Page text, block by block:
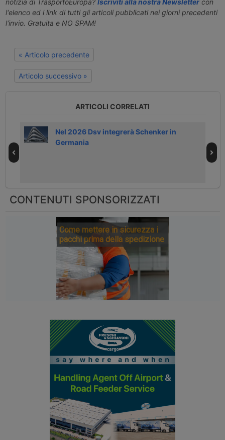
notizia di TrasportoEuropa? Iscriviti alla nostra Newslettercon
l'elenco ed i link di tutti gli articoli pubblicati nei giorni precedenti
l'invio. Gratuita e NO SPAM!
« Articolo precedente
Articolo successivo »
ARTICOLI CORRELATI
Nel 2026 Dsv integrerà Schenker in
Germania
CONTENUTI SPONSORIZZATI
Come mettere in sicurezza i
pacchi prima della spedizione